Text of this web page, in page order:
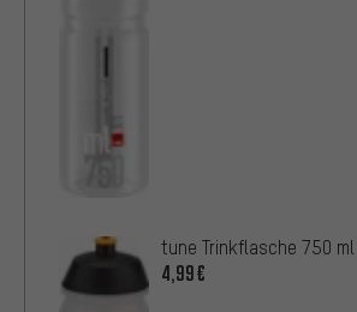
tune Trinkflasche 750 ml
4,99€